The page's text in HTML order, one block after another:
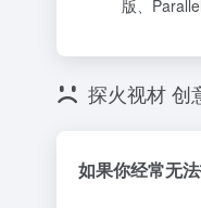
版、
探火视材 创
如果你经常无